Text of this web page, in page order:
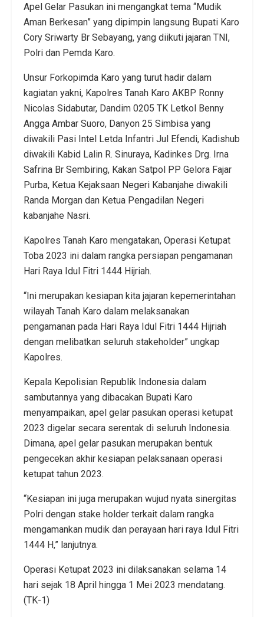
Apel Gelar Pasukan ini mengangkat tema “Mudik
Aman Berkesan” yang dipimpin langsung Bupati Karo
Cory Sriwarty Br Sebayang, yang diikuti jajaran TNI,
Polri dan Pemda Karo.
Unsur Forkopimda Karo yang turut hadir dalam
kagiatan yakni, Kapolres Tanah Karo AKBP Ronny
Nicolas Sidabutar, Dandim 0205 TK Letkol Benny
Angga Ambar Suoro, Danyon 25 Simbisa yang
diwakili Pasi Intel Letda Infantri Jul Efendi, Kadishub
diwakili Kabid Lalin R. Sinuraya, Kadinkes Drg. Irna
Safrina Br Sembiring, Kakan Satpol PP Gelora Fajar
Purba, Ketua Kejaksaan Negeri Kabanjahe diwakili
Randa Morgan dan Ketua Pengadilan Negeri
kabanjahe Nasri.
Kapolres Tanah Karo mengatakan, Operasi Ketupat
Toba 2023 ini dalam rangka persiapan pengamanan
Hari Raya Idul Fitri 1444 Hijriah.
“Ini merupakan kesiapan kita jajaran kepemerintahan
wilayah Tanah Karo dalam melaksanakan
pengamanan pada Hari Raya Idul Fitri 1444 Hijriah
dengan melibatkan seluruh stakeholder” ungkap
Kapolres.
Kepala Kepolisian Republik Indonesia dalam
sambutannya yang dibacakan Bupati Karo
menyampaikan, apel gelar pasukan operasi ketupat
2023 digelar secara serentak di seluruh Indonesia.
Dimana, apel gelar pasukan merupakan bentuk
pengecekan akhir kesiapan pelaksanaan operasi
ketupat tahun 2023.
“Kesiapan ini juga merupakan wujud nyata sinergitas
Polri dengan stake holder terkait dalam rangka
mengamankan mudik dan perayaan hari raya Idul Fitri
1444 H,” lanjutnya.
Operasi Ketupat 2023 ini dilaksanakan selama 14
hari sejak 18 April hingga 1 Mei 2023 mendatang.
(TK-1)